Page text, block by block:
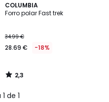
COLUMBIA
Forro polar Fast trek
34.99 €
28.69 € -18%
2,3
/ 5
2,3
/
de 1